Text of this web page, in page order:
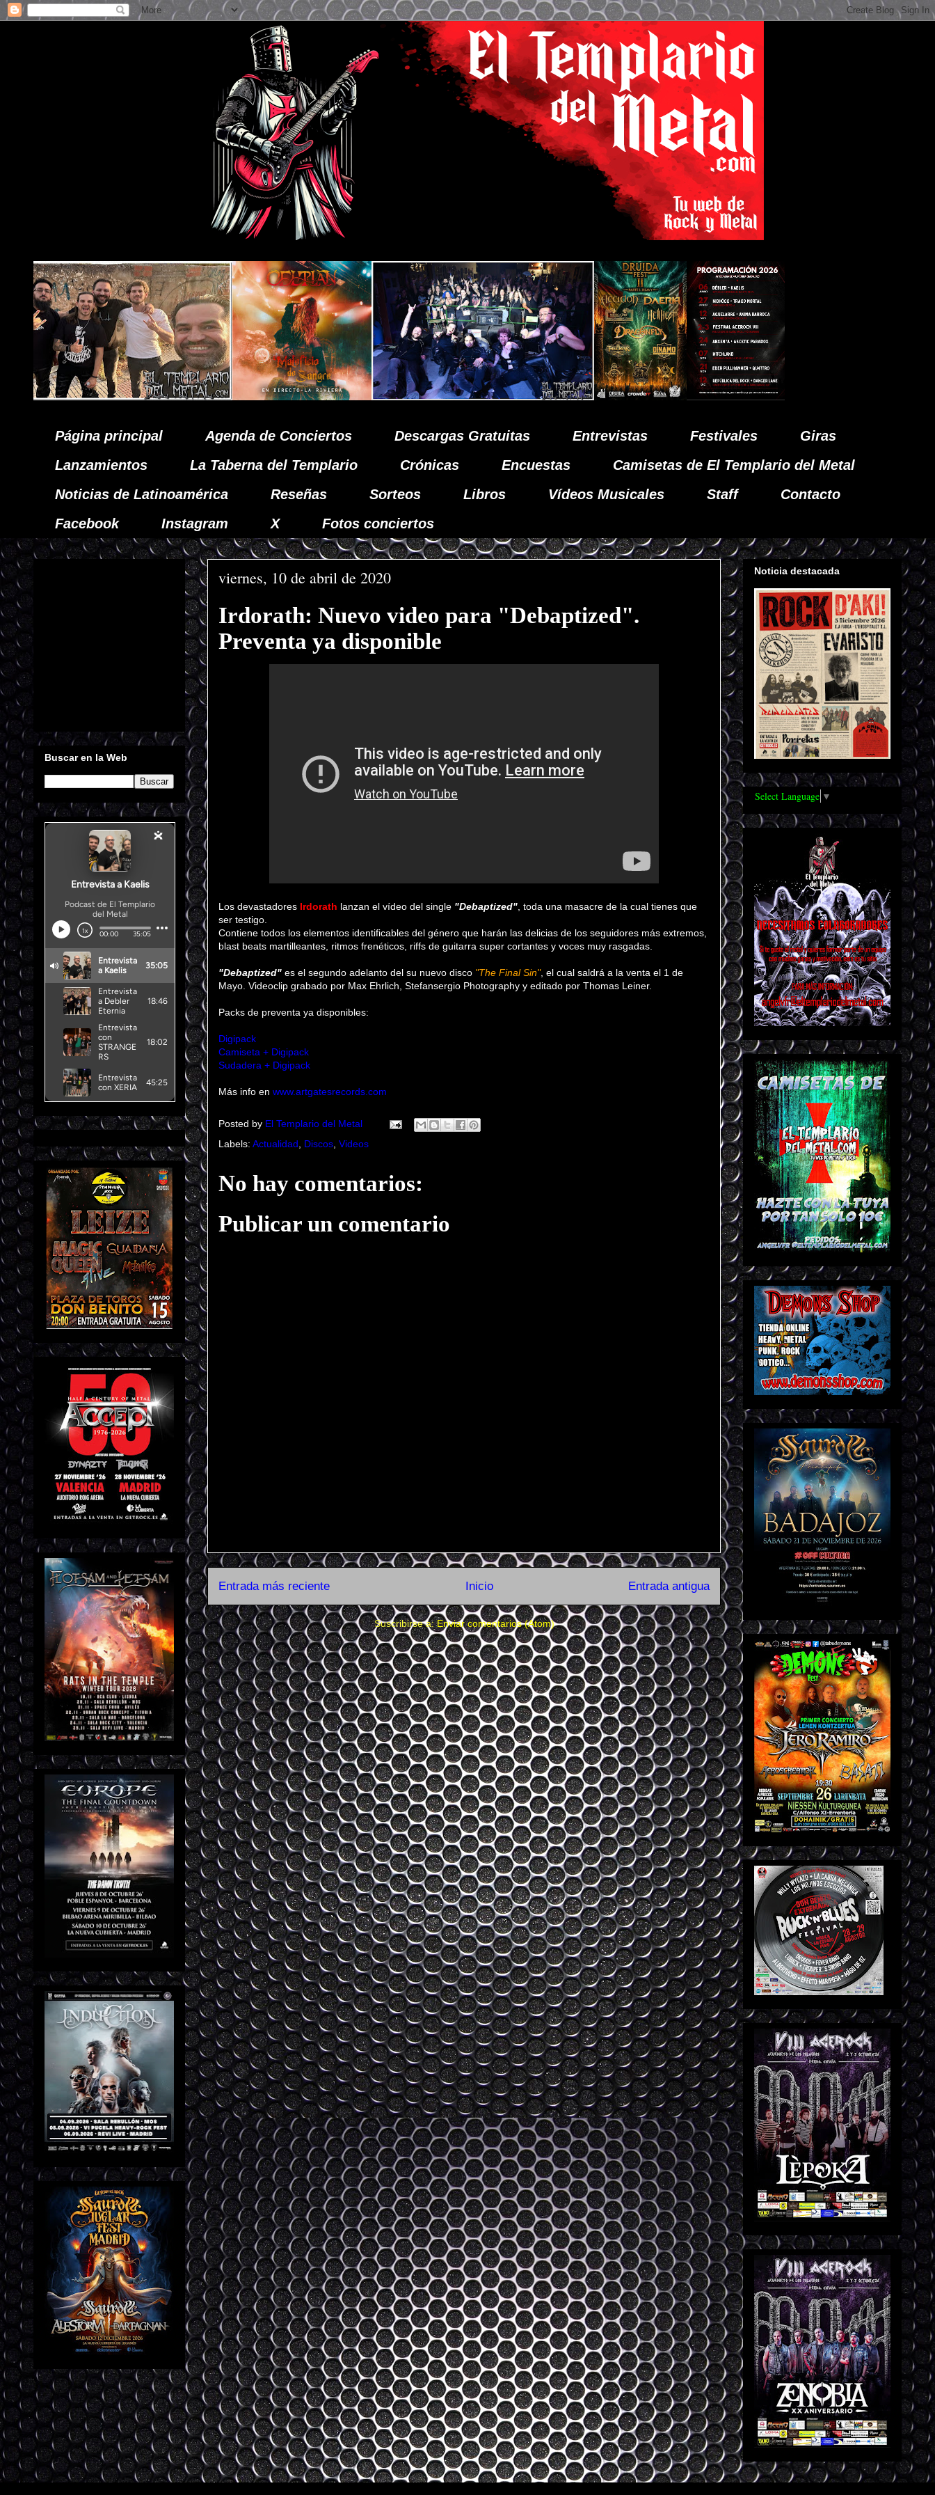
Página principal Agenda de Conciertos Descargas Gratuitas Entrevistas Festivales
Giras
Lanzamientos
La Taberna del Templario Crónicas Encuestas
Camisetas de El Templario del Metal
Noticias de Latinoamérica
Reseñas Sorteos Libros Vídeos Musicales Staff
Contacto
Facebook
Instagram X Fotos conciertos
viernes, 10 de abril de 2020
Irdorath: Nuevo video para "Debaptized".
Preventa ya disponible
Los devastadores Irdorath lanzan el vídeo del single "Debaptized" , toda una masacre de la cual tienes que
ser testigo.
Contiene todos los elementos identificables del género que harán las delicias de los seguidores más extremos,
blast beats martilleantes, ritmos frenéticos, riffs de guitarra super cortantes y voces muy rasgadas.
"Debaptized" es el segundo adelanto del su nuevo disco "The Final Sin", el cual saldrá a la venta el 1 de
Mayo. Videoclip grabado por Max Ehrlich, Stefansergio Photography y editado por Thomas Leiner.
Packs de preventa ya disponibles:
Digipack
Camiseta + Digipack
Sudadera + Digipack
Más info en www.artgatesrecords.com
Posted by El Templario del Metal
Labels: Actualidad Discos Videos
No hay comentarios:
Publicar un comentario
Entrada más reciente Entrada antigua
Inicio
Suscribirse a:Enviar comentarios (Atom)
Buscar en la Web
Noticia destacada
Select Language ▼